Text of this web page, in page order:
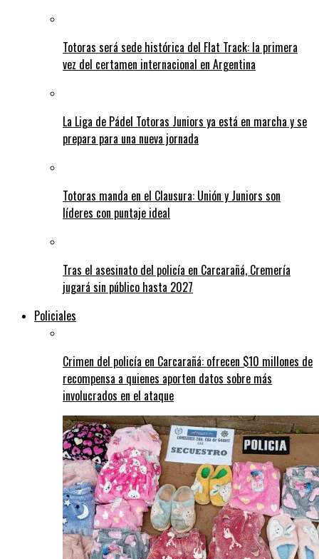
Totoras será sede histórica del Flat Track: la primera
vez del certamen internacional en Argentina
La Liga de Pádel Totoras Juniors ya está en marcha y se
prepara para una nueva jornada
Totoras manda en el Clausura: Unión y Juniors son
líderes con puntaje ideal
Tras el asesinato del policía en Carcarañá, Cremería
jugará sin público hasta 2027
Policiales
Crimen del policía en Carcarañá: ofrecen $10 millones de
recompensa a quienes aporten datos sobre más
involucrados en el ataque